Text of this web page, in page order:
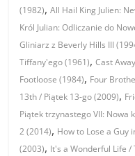
(1982),All Hail King Julien:
Król Julian: Odliczanie do
Gliniarz z Beverly Hills III
Tiffany'ego (1961),Cast
Footloose (1984), Four
13th / Piątek 13-go (2009),
Piątek trzynastego VII: Nowa
2 (2014), How to Lose a Guy
(2003), It's a Wonderful Life /